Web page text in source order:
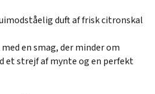
duft af frisk citronskal
en smag, der minder om
et strejf af mynte og en perfekt